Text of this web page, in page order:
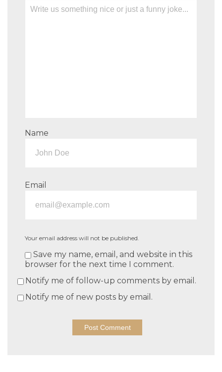
Name
Email
Your email address will not be published.
Save my name, email, and website in this
browser for the next time I comment.
Notify me of follow-up comments by email.
Notify me of new posts by email.